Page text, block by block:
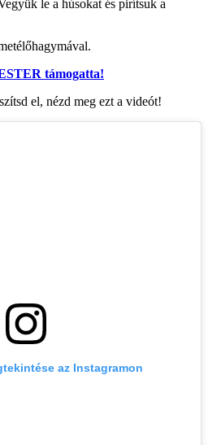
le a húsokat és pirítsuk a
támogatta!
el, nézd meg ezt a videót!
az Instagramon